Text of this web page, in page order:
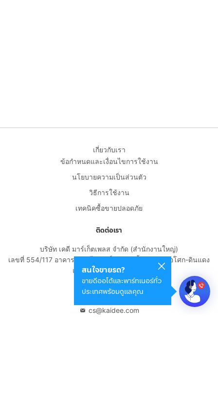
สนใจขายรถ?
ขายดีออโต้และพาร์ทเนอร์ทั่ว
ประเทศพร้อมดูแลคุณ
เกี่ยวกับเรา
ข้อกำหนดและเงื่อนไขการใช้งาน
นโยบายความเป็นส่วนตัว
วิธีการใช้งาน
เทคนิคซื้อขายปลอดภัย
ติดต่อเรา
บริษัท เคดี มาร์เก็ตเพลส จำกัด (สำนักงานใหญ่)
เลขที่ 554/117 อาคารสกายไนน์ เซ็นเตอร์ ชั้น 22 ถนนอโศก-ดินแดง
แขวงดินแดง เขตดินแดง
กรุงเทพมหานคร 10400
cs@kaidee.com